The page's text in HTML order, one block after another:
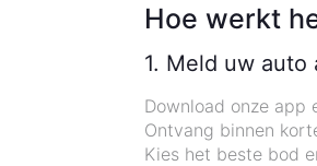
Hoe werkt
1. Meld uw auto
Download onze app
Ontvang binnen
Kies het beste bod